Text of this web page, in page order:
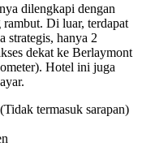
dilengkapi dengan
rambut. Di luar, terdapat
strategis, hanya 2
dekat ke Berlaymont
Hotel ini juga
termasuk sarapan)